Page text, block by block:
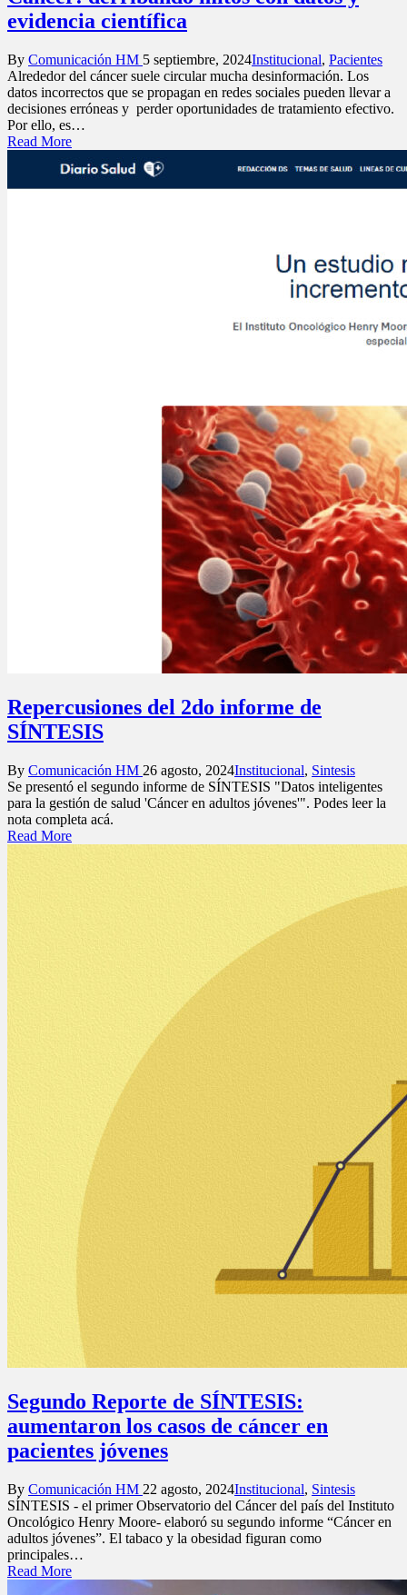
evidencia científica
Posted
by
By Comunicación HM 5 septiembre, 2024Posted
in
Institucional, Pacientes
Alrededor del cáncer suele circular mucha desinformación. Los
datos incorrectos que se propagan en redes sociales pueden llevar a
decisiones erróneas y perder oportunidades de tratamiento efectivo.
Por ello, es…
Read More
Repercusiones del 2do informe de
SÍNTESIS
Posted
by
By Comunicación HM 26 agosto, 2024Posted
in
Institucional, Sintesis
Se presentó el segundo informe de SÍNTESIS "Datos inteligentes
para la gestión de salud 'Cáncer en adultos jóvenes'". Podes leer la
nota completa acá.
Read More
Segundo Reporte de SÍNTESIS:
aumentaron los casos de cáncer en
pacientes jóvenes
Posted
by
By Comunicación HM 22 agosto, 2024Posted
in
Institucional, Sintesis
SÍNTESIS - el primer Observatorio del Cáncer del país del Instituto
Oncológico Henry Moore- elaboró su segundo informe “Cáncer en
adultos jóvenes”. El tabaco y la obesidad figuran como
principales…
Read More